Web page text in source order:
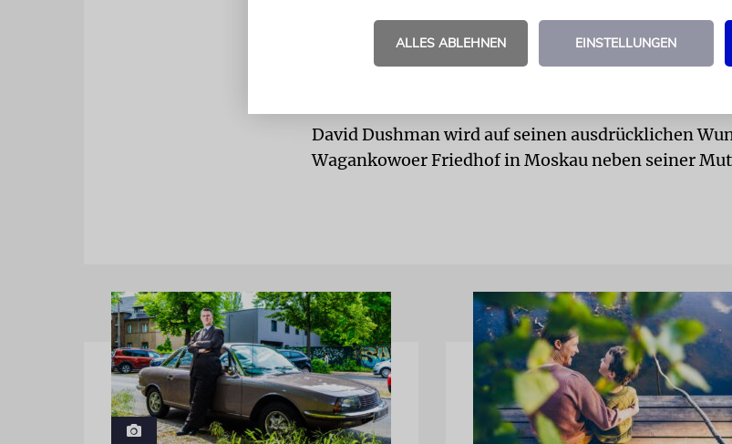
verlieren wir einen tapferen, ehrlichen und
ihm in tiefer Dankbarkeit verbunden und werden
David Dushman wird auf seinen ausdrücklichen
Wagankowoer Friedhof in Moskau neben seiner
ALLES ABLEHNEN EINSTELLUNGEN